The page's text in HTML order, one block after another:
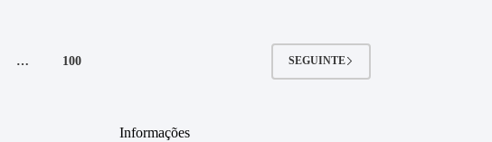
… 100 SEGUINTE
Informações